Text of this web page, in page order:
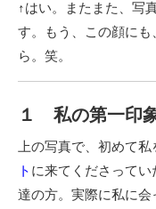
↑はい。またまた、写
す。もう、この顔に
ら。笑。
１ 私の第一印
上の写真で、初めて
ト に来てくださって
達の方。実際に私に